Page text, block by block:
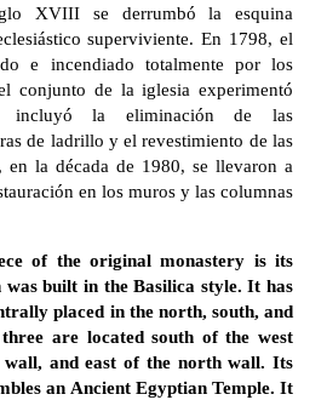
XVIII se derrumbó la esquina
superviviente. En 1798, el
e incendiado totalmente por los
conjunto de la iglesia experimentó
incluyó la eliminación de las
de ladrillo y el revestimiento de las
en la década de 1980, se llevaron a
en los muros y las columnas
of the original monastery is its
was built in the Basilica style. It has
placed in the north, south, and
are located south of the west
and east of the north wall. Its
an Ancient Egyptian Temple. It